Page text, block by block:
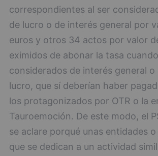
correspondientes al ser
de lucro o de interés general por
euros y otros 34 actos por valor
eximidos de abonar la tasa
considerados de interés general o
lucro, que sí deberían haber
los protagonizados por OTR o la
Tauroemoción. De este modo, el
se aclare porqué unas entidades
que se dedican a un actividad